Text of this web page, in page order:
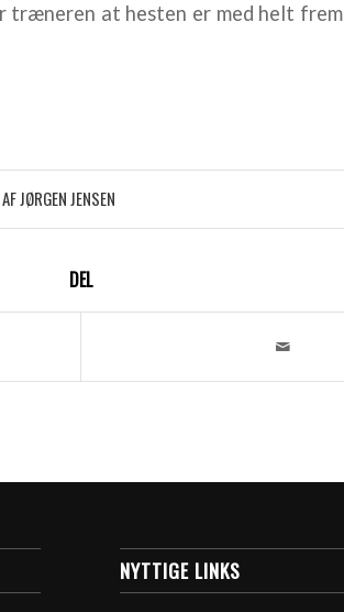
at hesten er med helt
AFJØRGEN JENSEN
DEL
NYTTIGE LINKS